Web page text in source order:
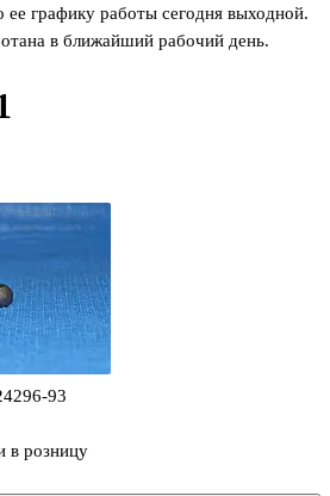
ее графику работы сегодня выходной.
в ближайший рабочий день.
93
в розницу